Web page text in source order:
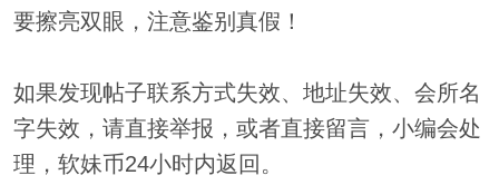
要擦亮双眼，注意鉴别真假！
如果发现帖子联系方式失效、地址失效、会所名
字失效，请直接举报，或者直接留言，小编会处
理，软妹币24小时内返回。